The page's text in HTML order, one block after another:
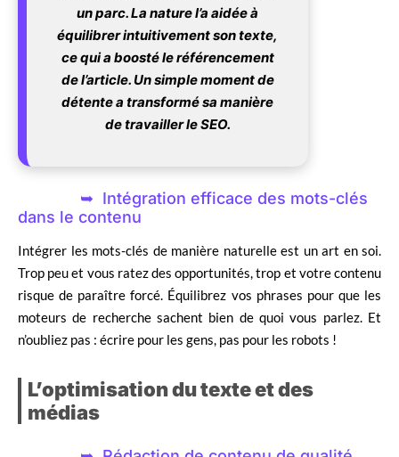
un parc. La nature l’a aidée à
équilibrer intuitivement son texte,
ce qui a boosté le référencement
de l’article. Un simple moment de
détente a transformé sa manière
de travailler le SEO.
Intégration efficace des mots-clés
dans le contenu
Intégrer les mots-clés de manière naturelle est un art en soi.
Trop peu et vous ratez des opportunités, trop et votre contenu
risque de paraître forcé. Équilibrez vos phrases pour que les
moteurs de recherche sachent bien de quoi vous parlez. Et
n’oubliez pas : écrire pour les gens, pas pour les robots !
L’optimisation du texte et des
médias